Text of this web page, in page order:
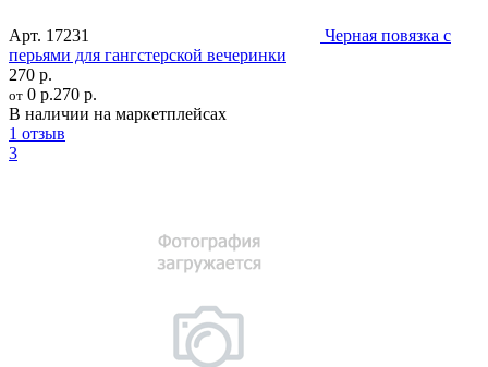
Арт. 17231
Черная повязка с
перьями для гангстерской вечеринки
270 р.
от 0 р.270 р.
В наличии на маркетплейсах
1 отзыв
3